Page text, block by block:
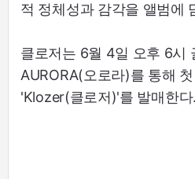
적 정체성과 감각을 앨범에
클로저는 6월 4일 오후 6시
AURORA(오로라)를 통해
'Klozer(클로저)'를 발매한다.